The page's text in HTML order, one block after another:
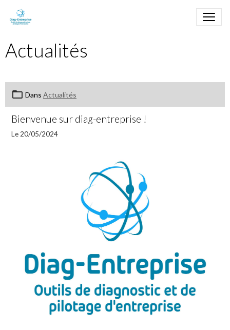
Actualités
Dans Actualités
Bienvenue sur diag-entreprise !
Le 20/05/2024